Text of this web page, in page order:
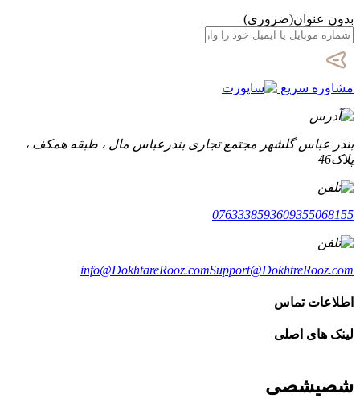
بدون عنوان(ضروری)
مشاوره سریع
بندر عباس گلشهر مجتمع تجاری بندرعباس مال ، طبقه همکف ،
پلاک46
0763338593609355068155
info@DokhtareRooz.comSupport@DokhtreRooz.com
اطلاعات تماس
لینک های اصلی
شصیشصی